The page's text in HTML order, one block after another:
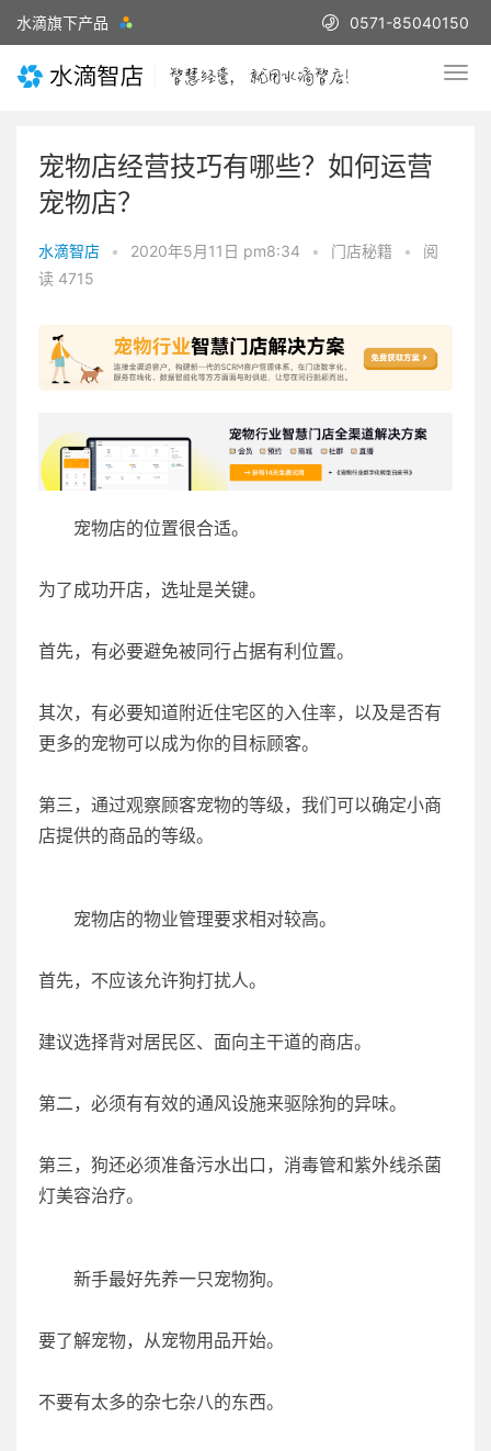
水滴旗下产品 0571-85040150
宠物店经营技巧有哪些？如何运营
宠物店？
水滴智店 • 2020年5月11日 pm8:34 • 门店秘籍 •
阅
读 4715
宠物店的位置很合适。
为了成功开店，选址是关键。
首先，有必要避免被同行占据有利位置。
其次，有必要知道附近住宅区的入住率，以及是否有
更多的宠物可以成为你的目标顾客。
第三，通过观察顾客宠物的等级，我们可以确定小商
店提供的商品的等级。
宠物店的物业管理要求相对较高。
首先，不应该允许狗打扰人。
建议选择背对居民区、面向主干道的商店。
第二，必须有有效的通风设施来驱除狗的异味。
第三，狗还必须准备污水出口，消毒管和紫外线杀菌
灯美容治疗。
新手最好先养一只宠物狗。
要了解宠物，从宠物用品开始。
不要有太多的杂七杂八的东西。